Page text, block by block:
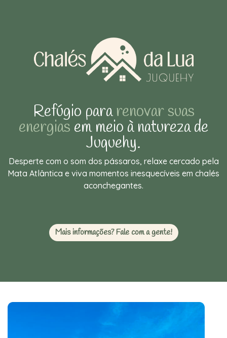
Refúgio pararenovar suas
energias em meio à natureza de
Juquehy.
Desperte com o som dos pássaros, relaxe cercado pela
Mata Atlântica e viva momentos inesquecíveis em chalés
aconchegantes.
Mais informações? Fale com a gente!